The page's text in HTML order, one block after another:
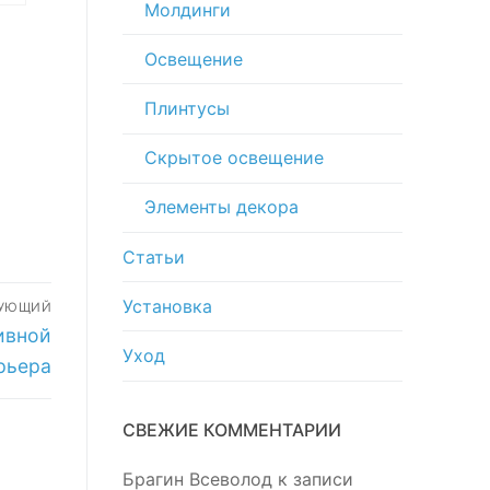
Молдинги
Освещение
Плинтусы
Скрытое освещение
Элементы декора
Статьи
Установка
Уход
СВЕЖИЕ КОММЕНТАРИИ
Брагин Всеволод к записи